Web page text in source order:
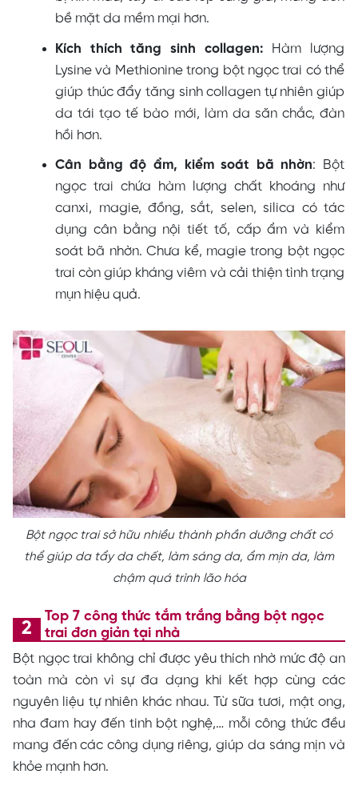
bề mặt da mềm mại hơn.
Kích thích tăng sinh collagen: Hàm lượng
Lysine và Methionine trong bột ngọc trai có thể
giúp thúc đẩy tăng sinh collagen tự nhiên giúp
da tái tạo tế bào mới, làm da săn chắc, đàn
hồi hơn.
Cân bằng độ ẩm, kiểm soát bã nhờn: Bột
ngọc trai chứa hàm lượng chất khoáng như
canxi, magie, đồng, sắt, selen, silica có tác
dụng cân bằng nội tiết tố, cấp ẩm và kiểm
soát bã nhờn. Chưa kể, magie trong bột ngọc
trai còn giúp kháng viêm và cải thiện tình trạng
mụn hiệu quả.
Bột ngọc trai sở hữu nhiều thành phần dưỡng chất có
thể giúp da tẩy da chết, làm sáng da, ẩm mịn da, làm
chậm quá trình lão hóa
Top 7 công thức tắm trắng bằng bột ngọc
trai đơn giản tại nhà
Bột ngọc trai không chỉ được yêu thích nhờ mức độ an
toàn mà còn vì sự đa dạng khi kết hợp cùng các
nguyên liệu tự nhiên khác nhau. Từ sữa tươi, mật ong,
nha đam hay đến tinh bột nghệ,… mỗi công thức đều
mang đến các công dụng riêng, giúp da sáng mịn và
khỏe mạnh hơn.